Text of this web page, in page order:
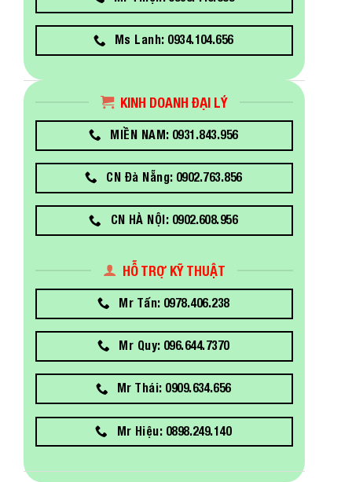
Ms Lanh: 0934.104.656
KINH DOANH ĐẠI LÝ
MIỀN NAM: 0931.843.956
CN Đà Nẵng: 0902.763.856
CN HÀ NỘI: 0902.608.956
HỖ TRỢ KỸ THUẬT
Mr Tấn: 0978.406.238
Mr Quy: 096.644.7370
Mr Thái: 0909.634.656
Mr Hiệu: 0898.249.140